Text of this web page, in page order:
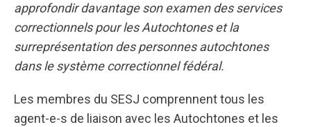
approfondir davantage son examen des services
correctionnels pour les Autochtones et la
surreprésentation des personnes autochtones
dans le système correctionnel fédéral.
Les membres du SESJ comprennent tous les
agent-e-s de liaison avec les Autochtones et les